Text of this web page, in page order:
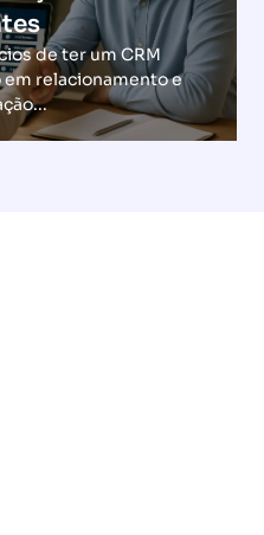
de ter um CRM
em relacionamento e